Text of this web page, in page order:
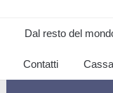
Dal resto del
Contatti Cassa